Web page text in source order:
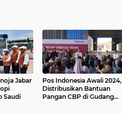
Jabar
Saudi
Pos Indonesia Awali 2024,
Distribusikan Bantuan
Pangan CBP di Gudang